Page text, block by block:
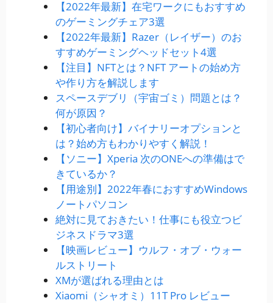
【2022年最新】在宅ワークにもおすすめ
のゲーミングチェア3選
【2022年最新】Razer（レイザー）のお
すすめゲーミングヘッドセット4選
【注目】NFTとは？NFT アートの始め方
や作り方を解説します
スペースデブリ（宇宙ゴミ）問題とは？
何が原因？
【初心者向け】バイナリーオプションと
は？始め方もわかりやすく解説！
【ソニー】Xperia 次のONEへの準備はで
きているか？
【用途別】2022年春におすすめWindows
ノートパソコン
絶対に見ておきたい！仕事にも役立つビ
ジネスドラマ3選
【映画レビュー】ウルフ・オブ・ウォー
ルストリート
XMが選ばれる理由とは
Xiaomi（シャオミ）11T Pro レビュー